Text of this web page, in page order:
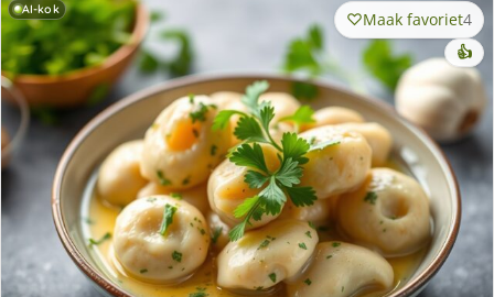
AI-kok Maak favoriet4
👍